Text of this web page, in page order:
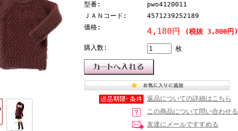
型番:
pwo4120011
ＪＡＮコード:
4571239252189
価格:
4,180円 (税抜 3,800円)
購入数: 枚
返品についての詳細はこちら
この商品について問い合わせる
友達にメールですすめる